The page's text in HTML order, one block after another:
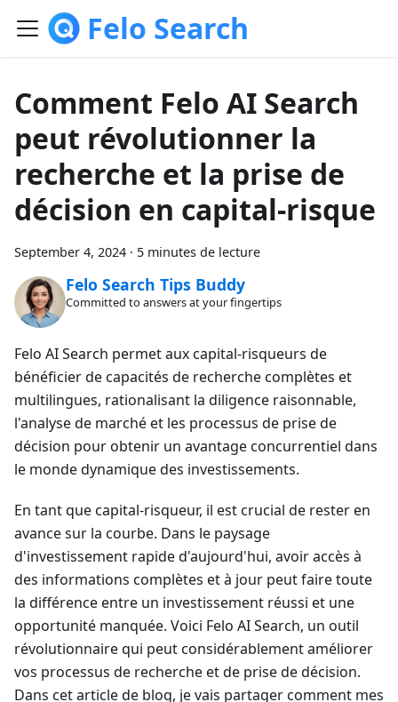
Felo Search
Comment Felo AI Search
peut révolutionner la
recherche et la prise de
décision en capital-risque
September 4, 2024 · 5 minutes de lecture
Felo Search Tips Buddy
Committed to answers at your fingertips
Felo AI Search permet aux capital-risqueurs de
bénéficier de capacités de recherche complètes et
multilingues, rationalisant la diligence raisonnable,
l'analyse de marché et les processus de prise de
décision pour obtenir un avantage concurrentiel dans
le monde dynamique des investissements.
En tant que capital-risqueur, il est crucial de rester en
avance sur la courbe. Dans le paysage
d'investissement rapide d'aujourd'hui, avoir accès à
des informations complètes et à jour peut faire toute
la différence entre un investissement réussi et une
opportunité manquée. Voici Felo AI Search, un outil
révolutionnaire qui peut considérablement améliorer
vos processus de recherche et de prise de décision.
Dans cet article de blog, je vais partager comment mes